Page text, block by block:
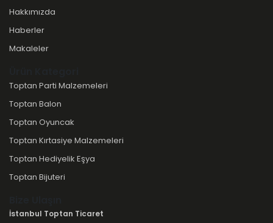
Hakkımızda
Haberler
Makaleler
Toptan Parti Malzemeleri
Toptan Balon
Toptan Oyuncak
Toptan Kırtasiye Malzemeleri
Toptan Hediyelik Eşya
Toptan Bijuteri
İstanbul Toptan Ticaret